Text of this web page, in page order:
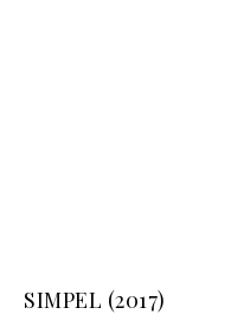
SIMPEL (2017)